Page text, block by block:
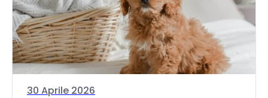
30 Aprile 2026